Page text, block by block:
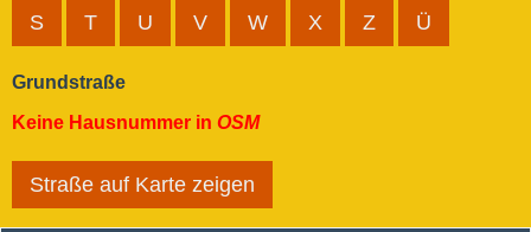
S T U V W X Z Ü
Grundstraße
Keine Hausnummer in OSM
Straße auf Karte zeigen